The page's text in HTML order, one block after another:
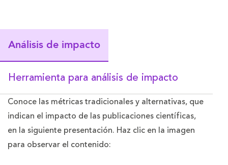
Análisis de impacto
Herramienta para análisis de impacto
Conoce las métricas tradicionales y alternativas, que
indican el impacto de las publicaciones científicas,
en la siguiente presentación. Haz clic en la imagen
para observar el contenido: